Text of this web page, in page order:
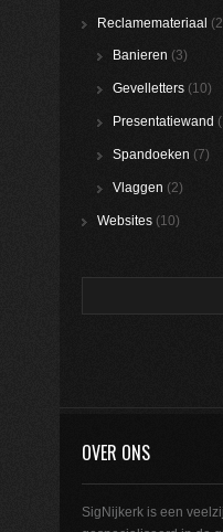
Reclamemateriaal
Banieren (3)
Gevelletters (10)
Presentatiewand
Spandoeken (7)
Vlaggen (2)
Websites (10)
OVER ONS
SigNijkerk is een